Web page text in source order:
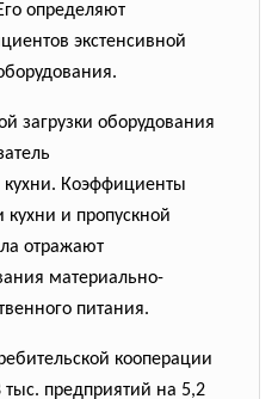
определяют
экстенсивной
загрузки оборудования
Коэффициенты
и пропускной
отражают
материально-
питания.
кооперации
предприятий на 5,2